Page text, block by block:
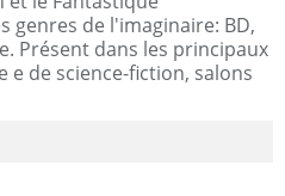
genres de l'imaginaire: BD,
Présent dans les principaux
de science-fiction, salons